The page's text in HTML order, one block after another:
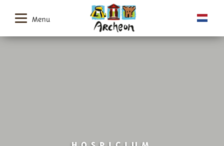
Menu
HOSPICIUM